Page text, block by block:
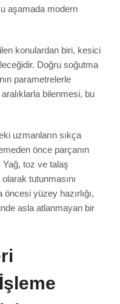
aşamada modern
konulardan biri, kesici
Doğru soğutma
parametrelerle
bilenmesi, bu
uzmanların sıkça
önce parçanın
toz ve talaş
tutunmasını
yüzey hazırlığı,
asla atlanmayan bir